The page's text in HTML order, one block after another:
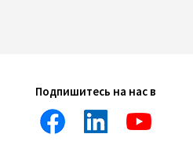
Подпишитесь на нас в